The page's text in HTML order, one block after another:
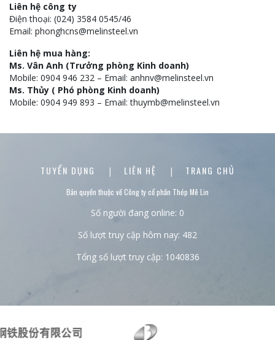
Liên hệ công ty
Điện thoại: (024) 3584 0545/46
Email: phonghcns@melinsteel.vn
Liên hệ mua hàng:
Ms. Vân Anh (Trưởng phòng Kinh doanh)
Mobile: 0904 946 232 – Email: anhnv@melinsteel.vn
Ms. Thủy ( Phó phòng Kinh doanh)
Mobile: 0904 949 893 – Email: thuymb@melinsteel.vn
TUYỂN DỤNG | LIÊN HỆ | TRANG CHỦ
Bản quyền thuộc về Công ty cổ phần Thép Mê Lin
Số người đang online: 0
Số lượt truy cập hôm nay: 482
Tổng số lượt truy cập: 1040836